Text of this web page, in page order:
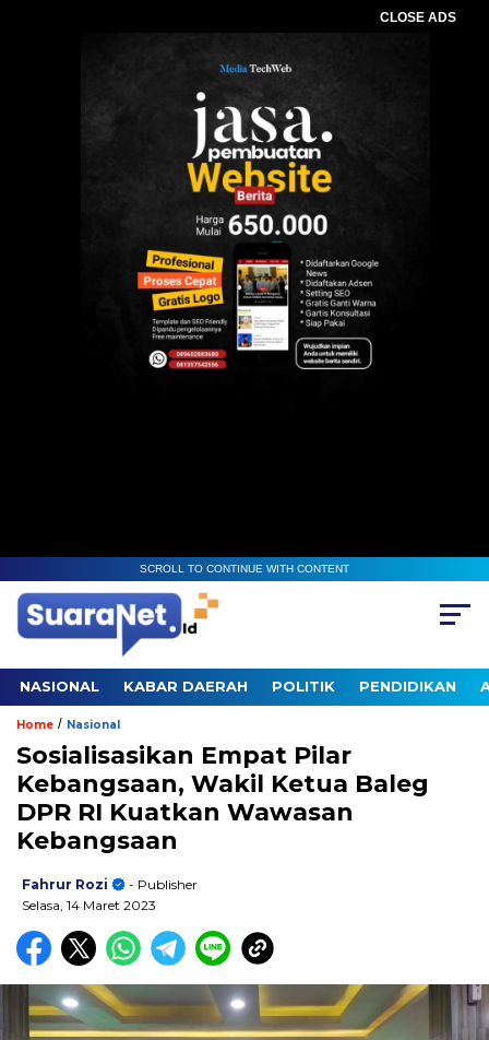
CLOSE ADS
SCROLL TO CONTINUE WITH CONTENT
NASIONAL KABAR DAERAH POLITIK PENDIDIKAN
Home / Nasional
Sosialisasikan Empat Pilar
Kebangsaan, Wakil Ketua Baleg
DPR RI Kuatkan Wawasan
Kebangsaan
Fahrur Rozi
- Publisher
Selasa, 14 Maret 2023